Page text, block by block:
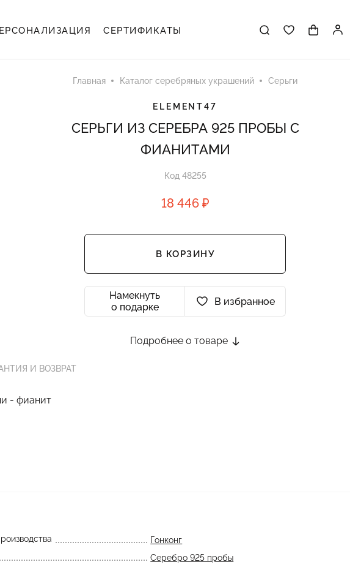
СЕРТИФИКАТЫ
Главная Каталог серебряных украшений Серьги
ELEMENT47
СЕРЬГИ ИЗ СЕРЕБРА 925 ПРОБЫ С
ФИАНИТАМИ
Код 48255
18 446 ₽
В КОРЗИНУ
Намекнуть
о подарке
В избранное
Подробнее о товаре
И ВОЗВРАТ
- фианит
Гонконг
Серебро 925 пробы